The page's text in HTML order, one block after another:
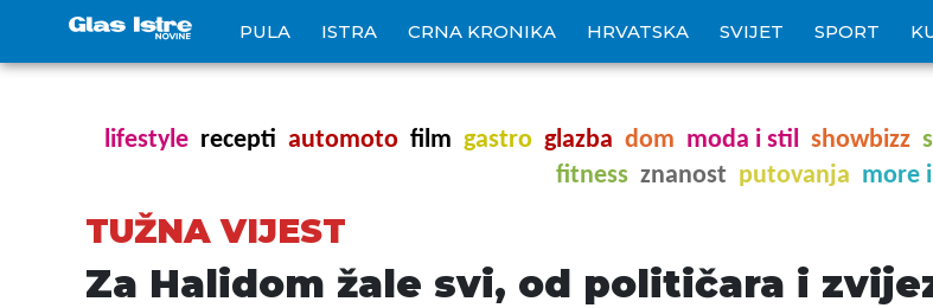
PULA ISTRA CRNA KRONIKA HRVATSKA SVIJET SPORT
lifestyle recepti automoto film gastro glazba dom moda i stil showbizz
fitness znanost putovanja more
TUŽNA VIJEST
Za Halidom žale svi, od političara i